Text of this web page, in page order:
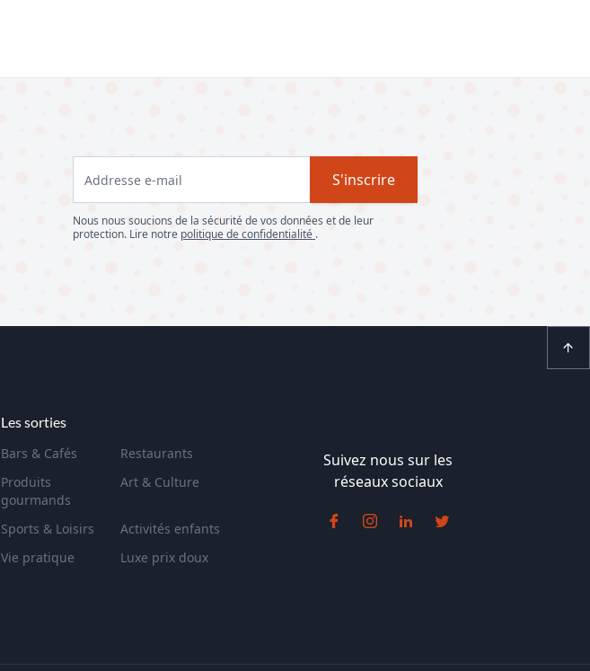
S'inscrire
Nous nous soucions de la sécurité de vos données et de leur
protection. Lire notre politique de confidentialité .
Les sorties
Bars & Cafés
Restaurants
Produits
gourmands
Art & Culture
Sports & Loisirs
Activités enfants
Vie pratique
Luxe prix doux
Suivez nous sur les
réseaux sociaux